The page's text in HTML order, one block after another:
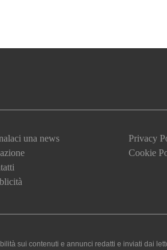
una news
Privacy
Cookie
sui contenuti e annunci redatti e inviati dai